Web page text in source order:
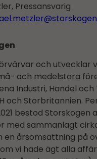
Pressansvarig
och utvecklar
och medelstora
Industri, Handel och
och Storbritannien.
bestod Storskogen
med sammanlagt
en årsomsättning på
vi hade ägt alla